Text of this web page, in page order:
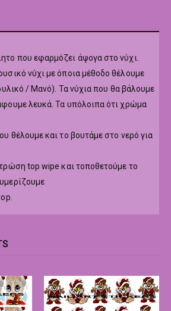
που εφαρμόζει άψογα στο νύχι.
νύχι με όποια μέθοδο θέλουμε
/ Μανό). Τα νύχια που θα βάλουμε
λευκά. Τα υπόλοιπα ότι χρώμα
θέλουμε και το βουτάμε στο νερό για
top wipe και τοποθετούμε το